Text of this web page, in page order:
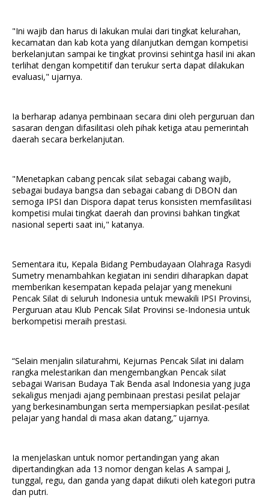
"Ini wajib dan harus di lakukan mulai dari tingkat kelurahan,
kecamatan dan kab kota yang dilanjutkan demgan kompetisi
berkelanjutan sampai ke tingkat provinsi sehintga hasil ini akan
terlihat dengan kompetitif dan terukur serta dapat dilakukan
evaluasi," ujarnya.
Ia berharap adanya pembinaan secara dini oleh perguruan dan
sasaran dengan difasilitasi oleh pihak ketiga atau pemerintah
daerah secara berkelanjutan.
"Menetapkan cabang pencak silat sebagai cabang wajib,
sebagai budaya bangsa dan sebagai cabang di DBON dan
semoga IPSI dan Dispora dapat terus konsisten memfasilitasi
kompetisi mulai tingkat daerah dan provinsi bahkan tingkat
nasional seperti saat ini," katanya.
Sementara itu, Kepala Bidang Pembudayaan Olahraga Rasydi
Sumetry menambahkan kegiatan ini sendiri diharapkan dapat
memberikan kesempatan kepada pelajar yang menekuni
Pencak Silat di seluruh Indonesia untuk mewakili IPSI Provinsi,
Perguruan atau Klub Pencak Silat Provinsi se-Indonesia untuk
berkompetisi meraih prestasi.
“Selain menjalin silaturahmi, Kejurnas Pencak Silat ini dalam
rangka melestarikan dan mengembangkan Pencak silat
sebagai Warisan Budaya Tak Benda asal Indonesia yang juga
sekaligus menjadi ajang pembinaan prestasi pesilat pelajar
yang berkesinambungan serta mempersiapkan pesilat-pesilat
pelajar yang handal di masa akan datang,” ujarnya.
Ia menjelaskan untuk nomor pertandingan yang akan
dipertandingkan ada 13 nomor dengan kelas A sampai J,
tunggal, regu, dan ganda yang dapat diikuti oleh kategori putra
dan putri.